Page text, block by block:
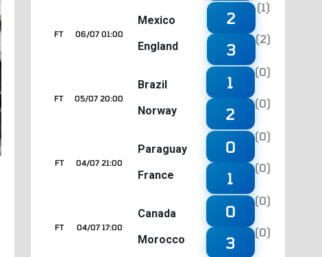
06/07 01:00
FT
Mexico
England
2
(1)
3
(2)
05/07 20:00
FT
Brazil
Norway
1
(0)
2
(0)
04/07 21:00
FT
Paraguay
France
0
(0)
1
(0)
04/07 17:00
FT
Canada
Morocco
0
(0)
3
(0)